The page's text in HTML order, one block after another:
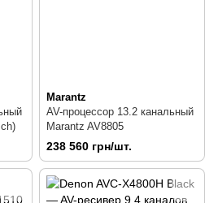
Marantz
AV-процессор 13.2 канальный
Marantz AV8805
238 560 грн/шт.